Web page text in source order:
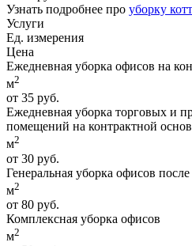
Узнать подробнее про уборку
Услуги
Ед. измерения
Цена
Ежедневная уборка офисов на
м2
от 35 руб.
Ежедневная уборка торговых и
помещений на контрактной
м2
от 30 руб.
Генеральная уборка офисов
м2
от 80 руб.
Комплексная уборка офисов
м2